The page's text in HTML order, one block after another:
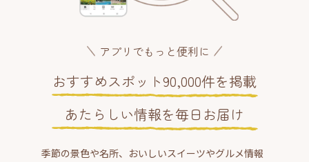
アプリでもっと便利に
おすすめスポット90,000件を掲載
あたらしい情報を毎日お届け
季節の景色や名所、おいしいスイーツやグルメ情報